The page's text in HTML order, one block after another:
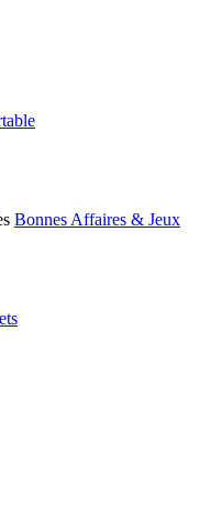
Bonnes Affaires & Jeux